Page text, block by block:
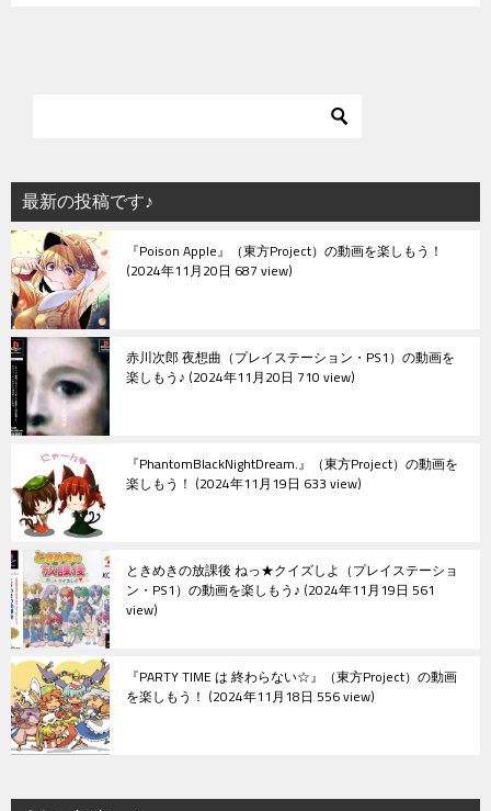
最新の投稿です♪
『Poison Apple』（東方Project）の動画を楽しもう！
2024年11月20日 687 view
赤川次郎 夜想曲（プレイステーション・PS1）の動画を
楽しもう♪ 2024年11月20日 710 view
『PhantomBlackNightDream.』（東方Project）の動画を
楽しもう！ 2024年11月19日 633 view
ときめきの放課後 ねっ★クイズしよ（プレイステーショ
ン・PS1）の動画を楽しもう♪ 2024年11月19日 561
view
『PARTY TIME は 終わらない☆』（東方Project）の動画
を楽しもう！ 2024年11月18日 556 view